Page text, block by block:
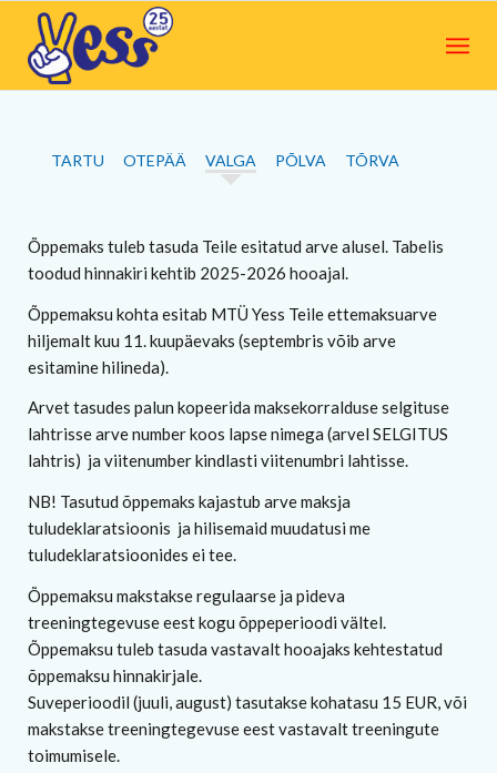
TARTU OTEPÄÄ VALGA PÕLVA TÕRVA
Õppemaks tuleb tasuda Teile esitatud arve alusel. Tabelis
toodud hinnakiri kehtib 2025-2026 hooajal.
Õppemaksu kohta esitab MTÜ Yess Teile ettemaksuarve
hiljemalt kuu 11. kuupäevaks (septembris võib arve
esitamine hilineda).
Arvet tasudes palun kopeerida maksekorralduse selgituse
lahtrisse arve number koos lapse nimega (arvel SELGITUS
lahtris) ja viitenumber kindlasti viitenumbri lahtisse.
NB! Tasutud õppemaks kajastub arve maksja
tuludeklaratsioonis ja hilisemaid muudatusi me
tuludeklaratsioonides ei tee.
Õppemaksu makstakse regulaarse ja pideva
treeningtegevuse eest kogu õppeperioodi vältel.
Õppemaksu tuleb tasuda vastavalt hooajaks kehtestatud
õppemaksu hinnakirjale.
Suveperioodil (juuli, august) tasutakse kohatasu 15 EUR, või
makstakse treeningtegevuse eest vastavalt treeningute
toimumisele.